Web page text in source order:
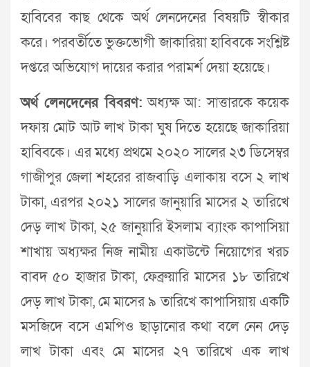
হাবিবের কাছ থেকে অর্থ লেনদেনের বিষয়টি স্বীকার
করে। পরবর্তীতে ভুক্তভোগী জাকারিয়া হাবিবকে সংশ্লিষ্ট
দপ্তরে অভিযোগ দায়ের করার পরামর্শ দেয়া হয়েছে।
অর্থ লেনদেনের বিবরণ: অধ্যক্ষ আ: সাত্তারকে কয়েক
দফায় মোট আট লাখ টাকা ঘুষ দিতে হয়েছে জাকারিয়া
হাবিবকে। এর মধ্যে প্রথমে ২০২০ সালের ২৩ ডিসেম্বর
গাজীপুর জেলা শহরের রাজবাড়ি এলাকায় বসে ২ লাখ
টাকা, এরপর ২০২১ সালের জানুয়ারি মাসের ২ তারিখে
দেড় লাখ টাকা, ২৫ জানুয়ারি ইসলাম ব্যাংক কাপাসিয়া
শাখায় অধ্যক্ষর নিজ নামীয় একাউন্টে নিয়োগের খরচ
বাবদ ৫০ হাজার টাকা, ফেব্রুয়ারি মাসের ১৮ তারিখে
দেড় লাখ টাকা, মে মাসের ৯ তারিখে কাপাসিয়ায় একটি
মসজিদে বসে এমপিও ছাড়ানোর কথা বলে নেন দেড়
লাখ টাকা এবং মে মাসের ২৭ তারিখে এক লাখ